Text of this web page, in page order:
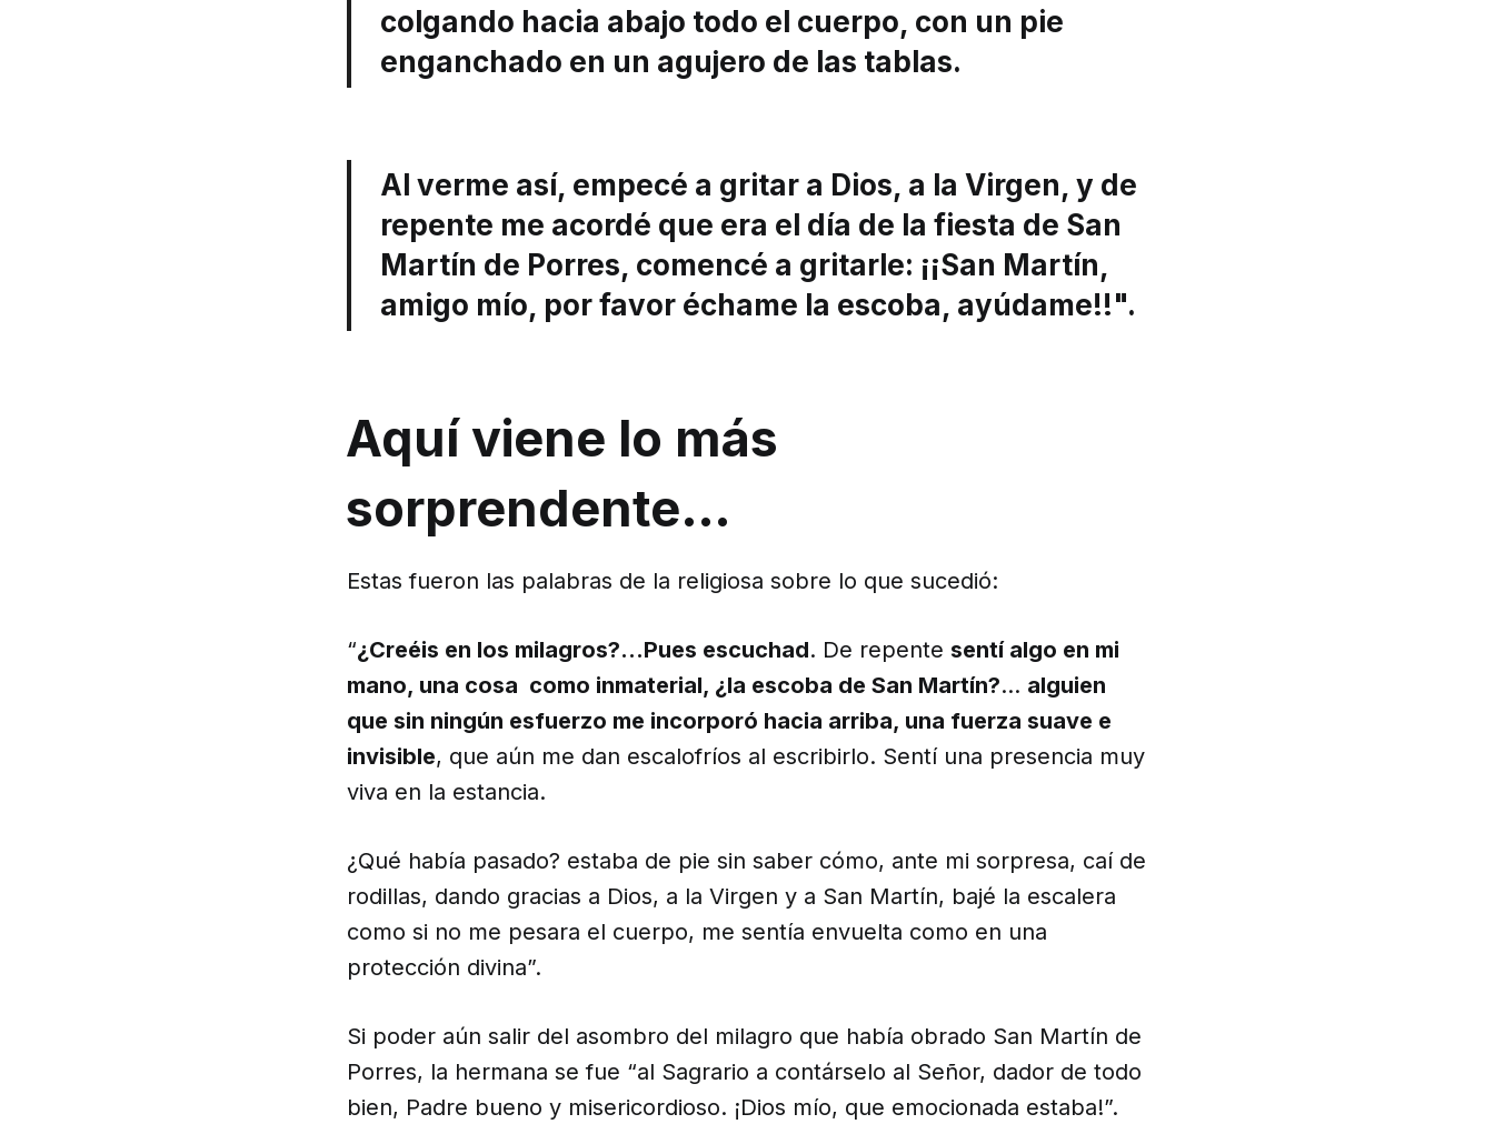
colgando hacia abajo todo el cuerpo, con un pie
enganchado en un agujero de las tablas.
Al verme así, empecé a gritar a Dios, a la Virgen, y de
repente me acordé que era el día de la fiesta de San
Martín de Porres, comencé a gritarle: ¡¡San Martín,
amigo mío, por favor échame la escoba, ayúdame!!".
Aquí viene lo más
sorprendente…
Estas fueron las palabras de la religiosa sobre lo que sucedió:
“¿Creéis en los milagros?…Pues escuchad. De repente sentí algo en mi
mano, una cosa como inmaterial, ¿la escoba de San Martín?… alguien
que sin ningún esfuerzo me incorporó hacia arriba, una fuerza suave e
invisible, que aún me dan escalofríos al escribirlo. Sentí una presencia muy
viva en la estancia.
¿Qué había pasado? estaba de pie sin saber cómo, ante mi sorpresa, caí de
rodillas, dando gracias a Dios, a la Virgen y a San Martín, bajé la escalera
como si no me pesara el cuerpo, me sentía envuelta como en una
protección divina”.
Si poder aún salir del asombro del milagro que había obrado San Martín de
Porres, la hermana se fue “al Sagrario a contárselo al Señor, dador de todo
bien, Padre bueno y misericordioso. ¡Dios mío, que emocionada estaba!”.